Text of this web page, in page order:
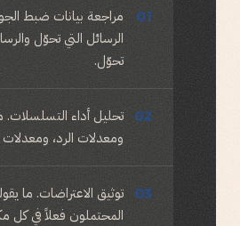
01
مراجعة بيانات ضبط
الرسائل التي تحوّل
تحوّل.
02
تحليل أداء التسلسلات.
ومعدلات الرد،
03
توثيق الاعتراضات. ما
المحتملون فعلاً في كل